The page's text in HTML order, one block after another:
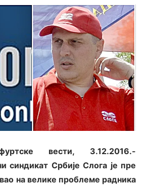
вести, 3.12.2016.-
синдикат Србије Слога је пре
на велике проблеме радника